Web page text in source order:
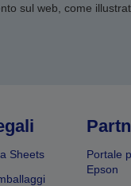
sul web, come
Sheets
Portale
Epson